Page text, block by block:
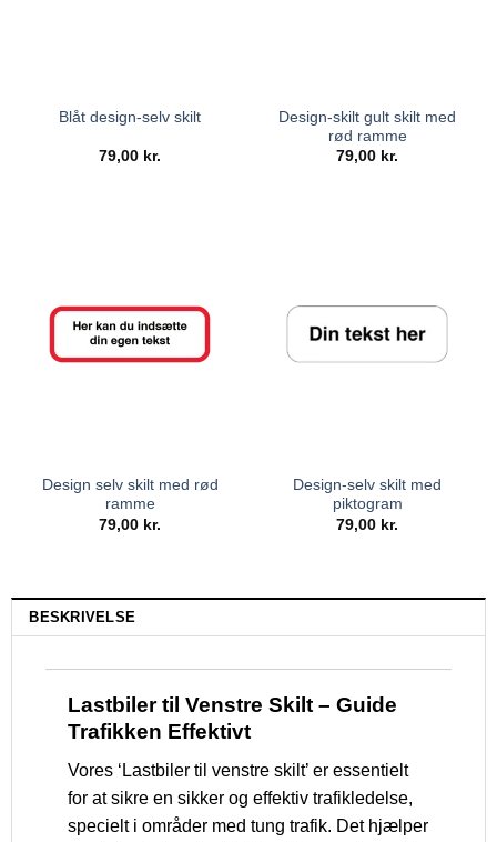
Blåt design-selv skilt
79,00 kr.
Design-skilt gult skilt med
rød ramme
79,00 kr.
Design selv skilt med rød
ramme
79,00 kr.
Design-selv skilt med
piktogram
79,00 kr.
BESKRIVELSE
Lastbiler til Venstre Skilt – Guide
Trafikken Effektivt
Vores ‘Lastbiler til venstre skilt’ er essentielt
for at sikre en sikker og effektiv trafikledelse,
specielt i områder med tung trafik. Det hjælper